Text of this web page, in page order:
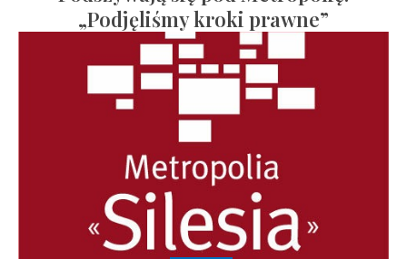
„Podjęliśmy kroki prawne”